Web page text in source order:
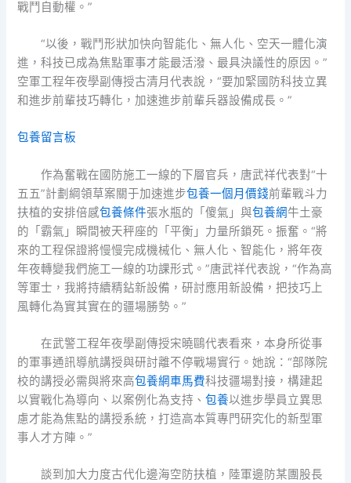
戰鬥自動權。”
“以後，戰鬥形狀加快向智能化、無人化、空天一體化演
進，科技已成為焦點軍事才能最活潑、最具決議性的原因。”
空軍工程年夜學副傳授古清月代表說，“要加緊國防科技立異
和進步前輩技巧轉化，加速進步前輩兵器設備成長。”
包養留言板
作為奮戰在國防施工一線的下層官兵，唐武祥代表對“十
五五”計劃綱領草案關于加速進步包養一個月價錢前輩戰斗力
扶植的安排倍感包養條件張水瓶的「傻氣」與包養網牛土豪
的「霸氣」瞬間被天秤座的「平衡」力量所鎖死。振奮。“將
來的工程保證將慢慢完成機械化、無人化、智能化，將年夜
年夜轉變我們施工一線的功課形式。”唐武祥代表說，“作為高
等軍士，我將持續精鉆新設備，研討應用新設備，把技巧上
風轉化為實其實在的疆場勝勢。”
在武警工程年夜學副傳授宋曉鷗代表看來，本身所從事
的軍事通訊導航講授與研討離不停戰場實行。她說：“部隊院
校的講授必需與將來高包養網車馬費科技疆場對接，構建起
以實戰化為導向、以案例化為支持、包養以進步學員立異思
慮才能為焦點的講授系統，打造高本質專門研究化的新型軍
事人才方陣。”
談到加大力度古代化邊海空防扶植，陸軍邊防某團股長